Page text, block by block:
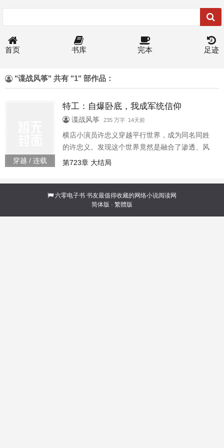
首页 书库 完本 足迹
"谍战风筝" 共有 "1" 部作品：
穿越 / 连载
特工：自爆卧底，我成军统信仰
谍战风筝 235 万字 14天前
横店小演员许忠义穿越平行世界，成为同名同姓
的许忠义。发现这个世界竟然是融合了渗透、风
筝、潜伏等谍战剧的影视世界。卧底不是人干
底！开局就自曝卧底身份，成功打入军统内部！
从军统店小二，一路发展成军统财神爷！齐公
子：“许忠义百分百是卧底！我拿头发誓！”李维
恭：“你见过会自曝的卧底吗？你见过这么会赚钱
第723章 大结局
六零电子书 书友最值得收藏的网络小说阅读网
简体版 · 繁體版